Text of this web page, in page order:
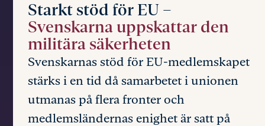
Starkt stöd för EU –
Svenskarna uppskattar den
militära säkerheten
Svenskarnas stöd för EU-medlemskapet
stärks i en tid då samarbetet i unionen
utmanas på flera fronter och
medlemsländernas enighet är satt på